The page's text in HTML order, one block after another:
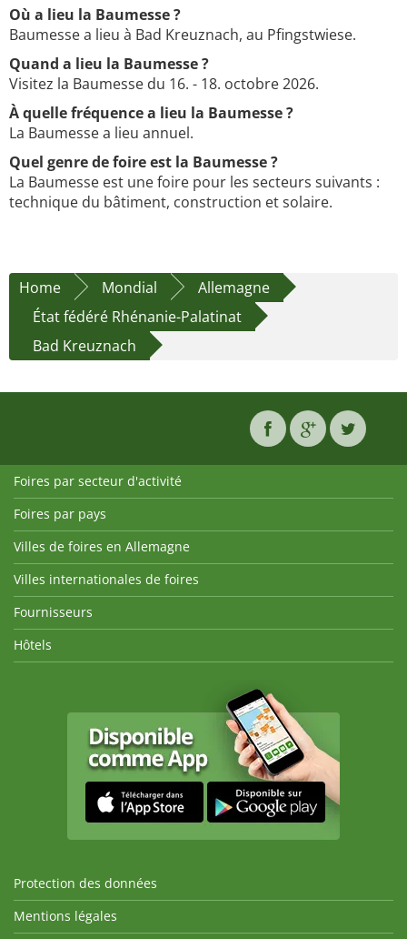
Où a lieu la Baumesse ?
Baumesse a lieu à Bad Kreuznach, au Pfingstwiese.
Quand a lieu la Baumesse ?
Visitez la Baumesse du 16. - 18. octobre 2026.
À quelle fréquence a lieu la Baumesse ?
La Baumesse a lieu annuel.
Quel genre de foire est la Baumesse ?
La Baumesse est une foire pour les secteurs suivants :
technique du bâtiment, construction et solaire.
Home Mondial
Allemagne
État fédéré Rhénanie-Palatinat
Bad Kreuznach
Foires par secteur d'activité
Foires par pays
Villes de foires en Allemagne
Villes internationales de foires
Fournisseurs
Hôtels
Protection des données
Mentions légales